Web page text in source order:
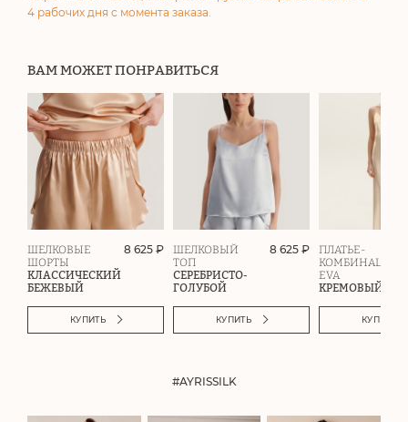
4 рабочих дня с момента заказа.
ВАМ МОЖЕТ ПОНРАВИТЬСЯ
ШЕЛКОВЫЕ
ШОРТЫ
КЛАССИЧЕСКИЙ
БЕЖЕВЫЙ
8 625 ₽
КУПИТЬ
ШЕЛКОВЫЙ
ТОП
СЕРЕБРИСТО-
ГОЛУБОЙ
8 625 ₽
КУПИТЬ
ПЛАТЬЕ-
КОМБИНАЦИЯ
EVA
КРЕМОВЫЙ
КУПИТЬ
#AYRISSILK